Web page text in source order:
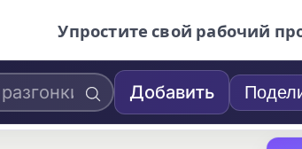
Упростите свой рабочий
Добавить